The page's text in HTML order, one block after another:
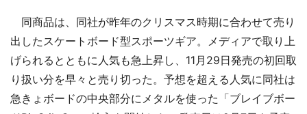
同商品は、同社が昨年のクリスマス時期に合わせて売り
出したスケートボード型スポーツギア。メディアで取り上
げられるとともに人気も急上昇し、11月29日発売の初回取
り扱い分を早々と売り切った。予想を超える人気に同社は
急きょボードの中央部分にメタルを使った「ブレイブボー